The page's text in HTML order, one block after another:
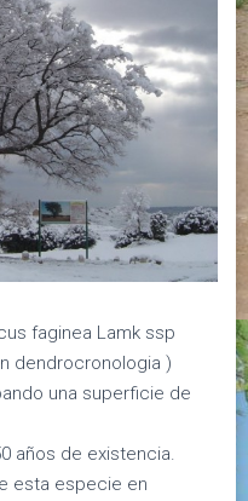
faginea Lamk ssp
dendrocronologia )
una superficie de
años de existencia.
esta especie en